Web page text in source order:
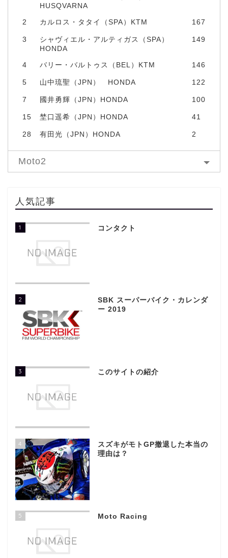
HUSQVARNA
2 カルロス・タタイ（SPA）KTM 167
3
シャヴィエル・アルティガス（SPA）
HONDA
149
4 バリー・バルトゥス（BEL）KTM 146
5 山中琉聖（JPN） HONDA 122
7 國井勇輝（JPN）HONDA 100
15 埜口遥希（JPN）HONDA 41
28 有田光（JPN）HONDA 2
Moto2
人気記事
1 コンタクト
2
SBK スーパーバイク・カレンダ
ー 2019
3 このサイトの紹介
4
スズキがモトGP撤退した本当の
理由は？
5 Moto Racing